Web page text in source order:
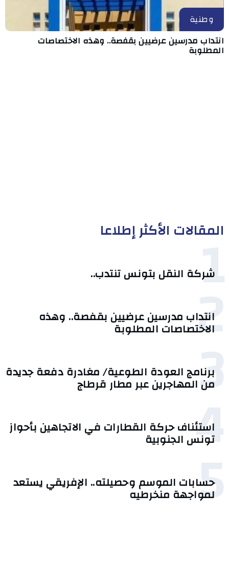
وطنية
انتداب مدرسين عرضيين بقفصة.. وهذه الاختصاصات
المطلوبة
المقالات الأكثر إطلاعا
1
شركة النقل بتونس تنتدب..
2
انتداب مدرسين عرضيين بقفصة.. وهذه
الاختصاصات المطلوبة
3
برنامج العودة الطوعية/ مغادرة دفعة جديدة
من المهاجرين عبر مطار قرطاج
4
استئناف حركة القطارات في الاتجاهين بأحواز
تونس الجنوبية
5
حسابات الموسم وحصيلته.. الإفريقي يستعد
لمواجهة منخرطيه